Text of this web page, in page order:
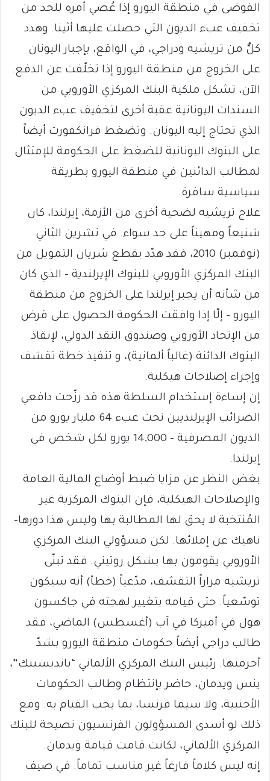
الفوضى في منطقة اليورو إذا عُصي أمره للحد من
تخفيف عبء الديون التي حصلت عليها أثينا. وهدد
كلٌّ من تريشيه ودراجي، في الواقع، بإجبار اليونان
على الخروج من منطقة اليورو إذا تخلٌفت عن الدفع.
الآن، تشكل ملكية البنك المركزي الأوروبي من
السندات اليونانية عقبة أخرى لتخفيف عبء الديون
الذي تحتاج إليه اليونان. وتضغط فرانكفورت أيضاً
على البنوك اليونانية للضغط على الحكومة للإمتثال
لمطالب الدائنين في منطقة اليورو بطريقة
سياسية سافرة.
علاج تريشيه لضحية أخرى من الأزمة، إيرلندا، كان
شنيعاً ومهيناً على حد سواء. في تشرين الثاني
(نوفمبر) 2010، فقد هدّد بقطع شريان التمويل من
البنك المركزي الأوروبي للبنوك الإيرلندية – الذي كان
من شأنه أن يجبر إيرلندا على الخروج من منطقة
اليورو – إلّا إذا وافقت الحكومة الحصول على قرض
من الإتحاد الأوروبي وصندوق النقد الدولي، لإنقاذ
البنوك الدائنة (غالباً ألمانية)، و تنفيذ خطة تقشف
وإجراء إصلاحات هيكلية.
إن إساءة إستخدام السلطة هذه قد رزّحت دافعي
الضرائب الإيرلنديين تحت عبء 64 مليار يورو من
الديون المصرفية – 14,000 يورو لكل شخص في
إيرلندا.
بغض النظر عن مزايا ضبط أوضاع المالية العامة
والإصلاحات الهيكلية، فإن البنوك المركزية غير
المُنتخبة لا يحق لها المطالبة بها وليس هذا دورها-
ناهيك عن إملائها. لكن مسؤولي البنك المركزي
الأوروبي يقومون بها بشكل روتيني. فقد تبنّى
تريشيه مراراً التقشف، مدّعياً (خطأ) أنه سيكون
توسّعياً. حتى قيامه بتغيير لهجته في جاكسون
هول في أميركا في آب (أغسطس) الماضي، فقد
طالب دراجي أيضاً حكومات منطقة اليورو بشدّ
أحزمتها. رئيس البنك المركزي الألماني “بانديسبنك”،
ينس ويدمان، حاضر بإنتظام وطالب الحكومات
الأجنبية، ولا سيما فرنسا، بما يجب القيام به. ومع
ذلك لو أسدى المسؤولون الفرنسيون نصيحة للبنك
المركزي الألماني، لكانت قامت قيامة ويدمان.
إنه ليس كلاماً فارغاً غير مناسب تماماً. في صيف